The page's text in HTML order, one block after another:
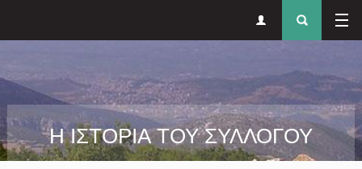
μενού
Η ΙΣΤΟΡΙΑ ΤΟΥ ΣΥΛΛΟΓΟΥ